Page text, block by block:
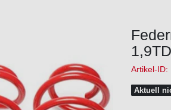
Artikel-ID:
Aktuell